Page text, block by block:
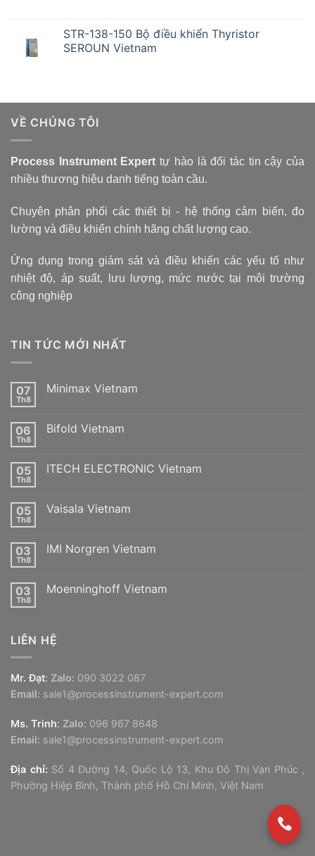
STR-138-150 Bộ điều khiển Thyristor
SEROUN Vietnam
VỀ CHÚNG TÔI
Process Instrument Expert tự hào là đối tác tin cậy của
nhiều thương hiệu danh tiếng toàn cầu.
Chuyên phân phối các thiết bị - hệ thống cảm biến, đo
lường và điều khiển chính hãng chất lượng cao.
Ứng dụng trong giám sát và điều khiển các yếu tố như
nhiệt độ, áp suất, lưu lượng, mức nước tại môi trường
công nghiệp
TIN TỨC MỚI NHẤT
07
Th8
Minimax Vietnam
luận
06
Th8
Bifold Vietnam
luận
05
Th8
ITECH ELECTRONIC Vietnam
luận
Vietnam
05
Th8
Vaisala Vietnam
luận
03
Th8
IMI Norgren Vietnam
luận
03
Th8
Moenninghoff Vietnam
ở
Moenninghoff
LIÊN HỆ
Mr. Đạt: Zalo: 090 3022 087
Email: sale1@processinstrument-expert.com
Ms. Trinh: Zalo: 096 967 8648
Email: sale1@processinstrument-expert.com
Địa chỉ: Số 4 Đường 14, Quốc Lộ 13, Khu Đô Thị Vạn Phúc ,
Phường Hiệp Bình, Thành phố Hồ Chí Minh, Việt Nam